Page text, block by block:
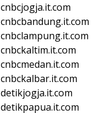
cnbcjogja.it.com
cnbcbandung.it.com
cnbclampung.it.com
cnbckaltim.it.com
cnbcmedan.it.com
cnbckalbar.it.com
detikjogja.it.com
detikpapua.it.com